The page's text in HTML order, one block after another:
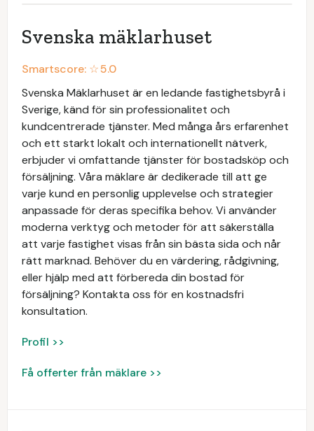
Svenska mäklarhuset
Smartscore: ☆5.0
Svenska Mäklarhuset är en ledande fastighetsbyrå i
Sverige, känd för sin professionalitet och
kundcentrerade tjänster. Med många års erfarenhet
och ett starkt lokalt och internationellt nätverk,
erbjuder vi omfattande tjänster för bostadsköp och
försäljning. Våra mäklare är dedikerade till att ge
varje kund en personlig upplevelse och strategier
anpassade för deras specifika behov. Vi använder
moderna verktyg och metoder för att säkerställa
att varje fastighet visas från sin bästa sida och når
rätt marknad. Behöver du en värdering, rådgivning,
eller hjälp med att förbereda din bostad för
försäljning? Kontakta oss för en kostnadsfri
konsultation.
Profil >>
Få offerter från mäklare >>